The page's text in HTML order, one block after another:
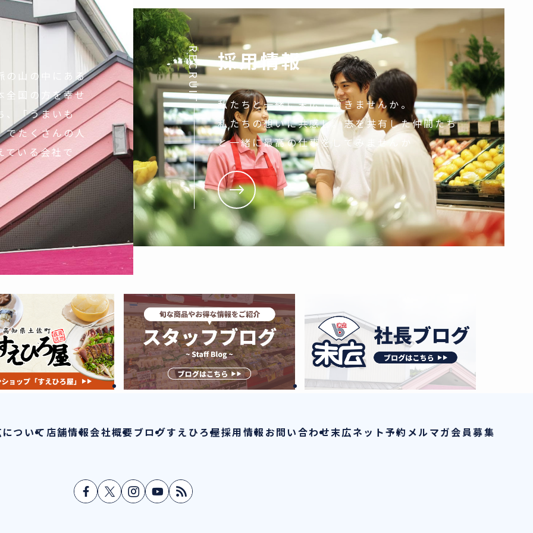
の山の中にある
全国の方を幸せ
、「うまいも
でたくさんの人
ている会社で
RECRUIT 採用情報
私たちと一緒に末広で働きませんか。
私たちの想いに共感し。志を共有した仲間たち
と一緒に最高の仕事をしてみませんか
ついて 店舗情報会社概要ブログすえひろ屋採用情報お問い合わせ末広ネット予約 メルマガ会員募集